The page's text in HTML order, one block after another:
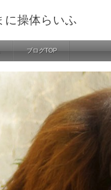
に操体らいふ
ブログTOP